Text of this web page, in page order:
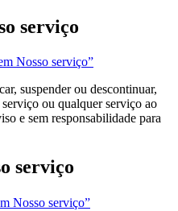
serviço
Nosso serviço”
suspender ou descontinuar,
ou qualquer serviço ao
e sem responsabilidade para
serviço
Nosso serviço”